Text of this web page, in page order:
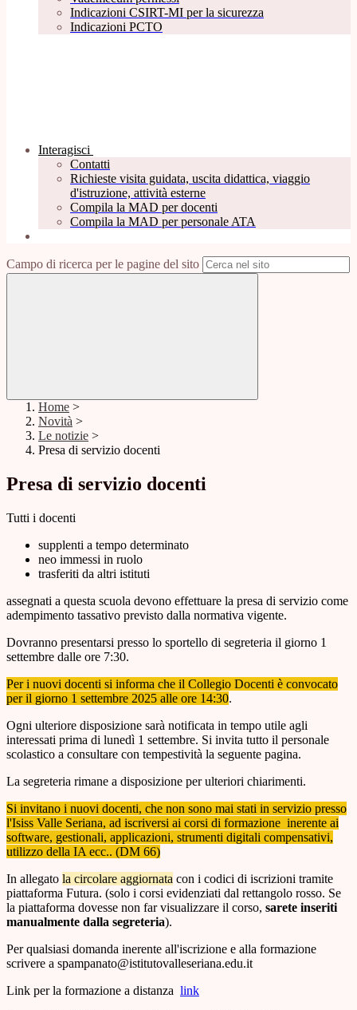
Indicazioni CSIRT-MI per la sicurezza
Indicazioni PCTO
Interagisci
Contatti
Richieste visita guidata, uscita didattica, viaggio
d'istruzione, attività esterne
Compila la MAD per docenti
Compila la MAD per personale ATA
Campo di ricerca per le pagine del sito
Home >
Novità >
Le notizie >
Presa di servizio docenti
Presa di servizio docenti
Tutti i docenti
supplenti a tempo determinato
neo immessi in ruolo
trasferiti da altri istituti
assegnati a questa scuola devono effettuare la presa di servizio come
adempimento tassativo previsto dalla normativa vigente.
Dovranno presentarsi presso lo sportello di segreteria il giorno 1
settembre dalle ore 7:30.
Per i nuovi docenti si informa che il Collegio Docenti è convocato
per il giorno 1 settembre 2025 alle ore 14:30.
Ogni ulteriore disposizione sarà notificata in tempo utile agli
interessati prima di lunedì 1 settembre. Si invita tutto il personale
scolastico a consultare con tempestività la seguente pagina.
La segreteria rimane a disposizione per ulteriori chiarimenti.
Si invitano i nuovi docenti, che non sono mai stati in servizio presso
l'Isiss Valle Seriana, ad iscriversi ai corsi di formazione inerente ai
software, gestionali, applicazioni, strumenti digitali compensativi,
utilizzo della IA ecc.. (DM 66)
In allegato la circolare aggiornata con i codici di iscrizioni tramite
piattaforma Futura. (solo i corsi evidenziati dal rettangolo rosso. Se
la piattaforma dovesse non far visualizzare il corso, sarete inseriti
manualmente dalla segreteria).
Per qualsiasi domanda inerente all'iscrizione e alla formazione
scrivere a spampanato@istitutovalleseriana.edu.it
Link per la formazione a distanza link